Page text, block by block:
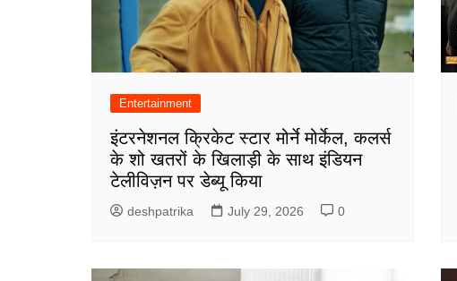
Entertainment
इंटरनेशनल क्रिकेट स्टार मोर्ने मोर्केल, कलर्स
के शो खतरों के खिलाड़ी के साथ इंडियन
टेलीविज़न पर डेब्यू किया
deshpatrika July 29, 2026 0